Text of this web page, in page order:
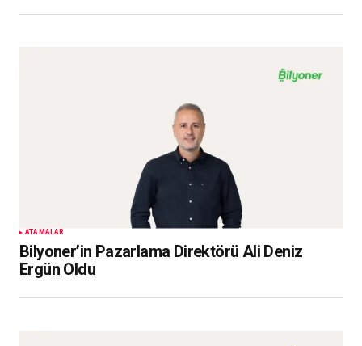
ATAMALAR
Bilyoner’in Pazarlama Direktörü Ali Deniz
Ergün Oldu